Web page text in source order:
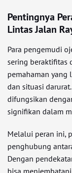
Pentingnya
Lintas Jalan
Para pengemudi
sering beraktifitas
pemahaman
dan situasi
difungsikan
signifikan dalam
Melalui peran ini,
penghubung
Dengan
bisa